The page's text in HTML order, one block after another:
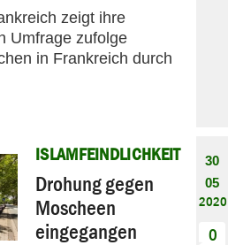
zeigt ihre
Umfrage zufolge
in Frankreich durch
ISLAMFEINDLICHKEIT
Drohung gegen
Moscheen
eingegangen
30
05
2020
0